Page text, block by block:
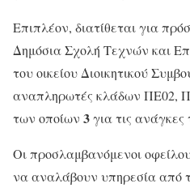
Επιπλέον, διατίθεται για
Δημόσια Σχολή Τεχνών και
του οικείου Διοικητικού
αναπληρωτές κλάδων ΠΕ02,
των οποίων 3για τις
Οι προσλαμβανόμενοι
να αναλάβουν υπηρεσία από